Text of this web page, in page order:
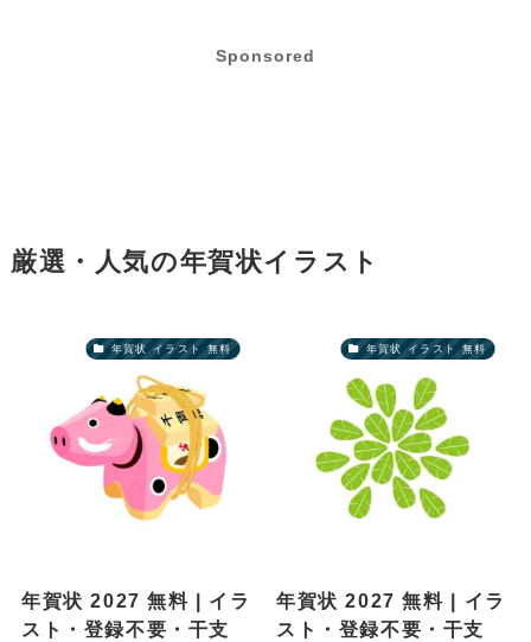
Sponsored
厳選・人気の年賀状イラスト
年賀状 イラスト 無料
年賀状 2027 無料 | イラ
スト・登録不要・干支
年賀状 イラスト 無料
年賀状 2027 無料 | イラ
スト・登録不要・干支